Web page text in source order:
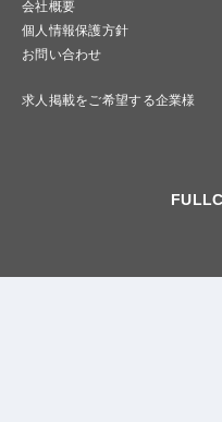
会社概要
個人情報保護方針
お問い合わせ
求人掲載をご希望する企業様